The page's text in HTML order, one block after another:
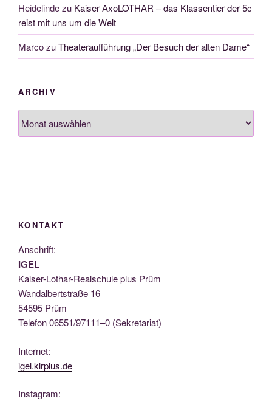
Heidelindezu Kaiser AxoLOTHAR – das Klassentier der 5c
reist mit uns um die Welt
MarcozuTheateraufführung „Der Besuch der alten Dame“
ARCHIV
KONTAKT
Anschrift:
IGEL
Kai­ser-Lothar-Real­schu­le plus Prüm
Wan­dal­bert­stra­ße 16
54595 Prüm
Tele­fon 06551/97111–0 (Sekre­ta­ri­at)
Inter­net:
igel.klrplus.de
Insta­gram: